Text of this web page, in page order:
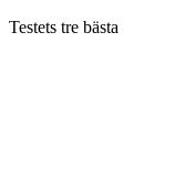
Testets tre bästa